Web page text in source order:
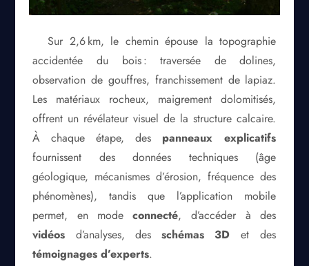
Sur 2,6 km, le chemin épouse la topographie
accidentée du bois : traversée de dolines,
observation de gouffres, franchissement de lapiaz.
Les matériaux rocheux, maigrement dolomitisés,
offrent un révélateur visuel de la structure calcaire.
À chaque étape, des panneaux explicatifs
fournissent des données techniques (âge
géologique, mécanismes d’érosion, fréquence des
phénomènes), tandis que l’application mobile
permet, en modeconnecté, d’accéder à des
vidéos d’analyses, desschémas 3D et des
témoignages d’experts.